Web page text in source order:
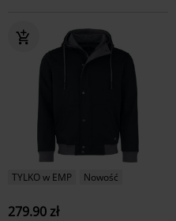
TYLKO w EMP Nowość
279.90 zł